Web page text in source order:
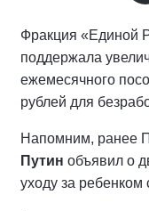
Фракция «Единой
поддержала
ежемесячного
рублей для
Напомним, ранее
Путин объявил о
уходу за ребенком